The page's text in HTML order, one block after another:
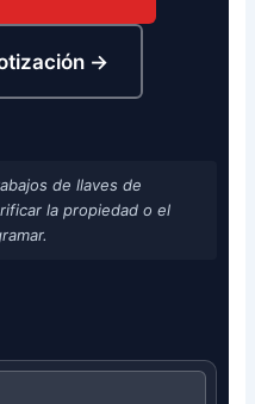
→
de llaves de
la propiedad o el